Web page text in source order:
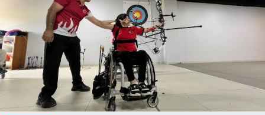
Gurme
Haber
İlçe Haberleri
Keşfet